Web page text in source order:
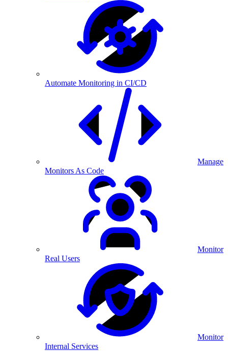
Automate Monitoring in CI/CD
Manage
Monitors As Code
Monitor
Real Users
Monitor
Internal Services